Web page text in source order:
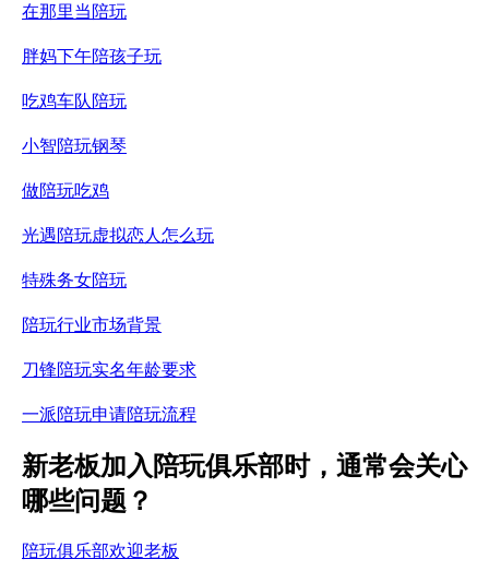
在那里当陪玩
胖妈下午陪孩子玩
吃鸡车队陪玩
小智陪玩钢琴
做陪玩吃鸡
光遇陪玩虚拟恋人怎么玩
特殊务女陪玩
陪玩行业市场背景
刀锋陪玩实名年龄要求
一派陪玩申请陪玩流程
新老板加入陪玩俱乐部时，通常会关心
哪些问题？
陪玩俱乐部欢迎老板